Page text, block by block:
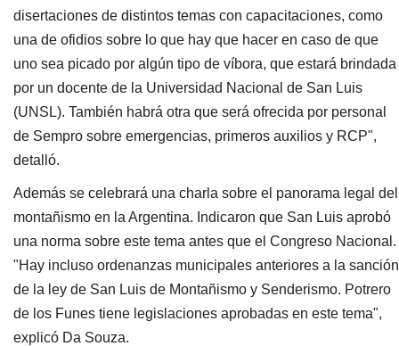
disertaciones de distintos temas con capacitaciones, como
una de ofidios sobre lo que hay que hacer en caso de que
uno sea picado por algún tipo de víbora, que estará brindada
por un docente de la Universidad Nacional de San Luis
(UNSL). También habrá otra que será ofrecida por personal
de Sempro sobre emergencias, primeros auxilios y RCP",
detalló.
Además se celebrará una charla sobre el panorama legal del
montañismo en la Argentina. Indicaron que San Luis aprobó
una norma sobre este tema antes que el Congreso Nacional.
"Hay incluso ordenanzas municipales anteriores a la sanción
de la ley de San Luis de Montañismo y Senderismo. Potrero
de los Funes tiene legislaciones aprobadas en este tema",
explicó Da Souza.